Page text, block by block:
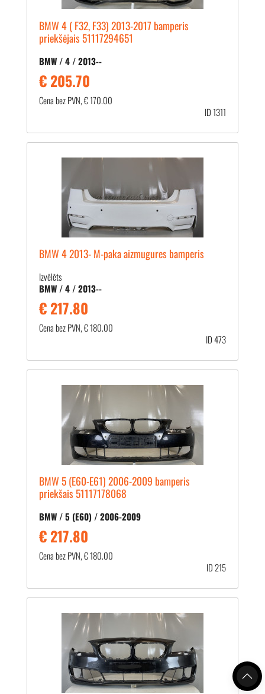
BMW 4 ( F32, F33) 2013-2017 bamperis
priekšējais 51117294651
BMW / 4 / 2013--
€ 205.70
Cena bez PVN, € 170.00
ID 1311
BMW 4 2013- M-paka aizmugures bamperis
Izvēlēts
BMW / 4 / 2013--
€ 217.80
Cena bez PVN, € 180.00
ID 473
BMW 5 (E60-E61) 2006-2009 bamperis
priekšais 51117178068
BMW / 5 (E60) / 2006-2009
€ 217.80
Cena bez PVN, € 180.00
ID 215